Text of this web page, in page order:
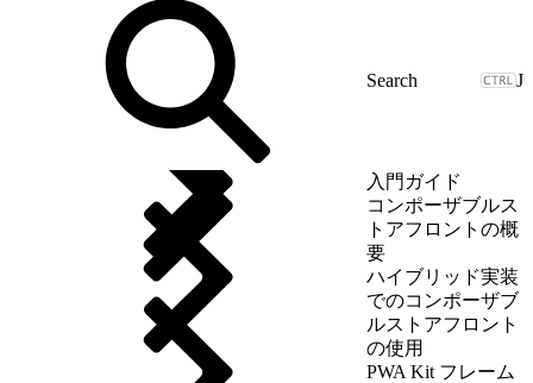
J
入門ガイド
コンポーザブルス
トアフロントの概
要
ハイブリッド実装
でのコンポーザブ
ルストアフロント
の使用
PWA Kit フレーム